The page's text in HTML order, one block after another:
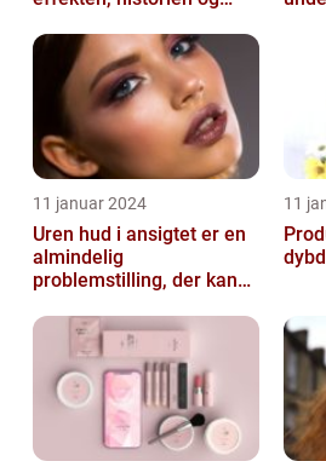
11 januar 2024
Uren hud i ansigtet er en
almindelig
problemstilling, der kan
og voksne
11